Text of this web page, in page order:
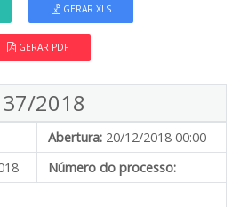
GERAR XLS
GERAR PDF
2018
Abertura: 20/12/2018 00:00
Número do processo: